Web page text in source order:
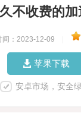
不收费的加
间：2023-12-09
苹果下载
安卓市场，安全